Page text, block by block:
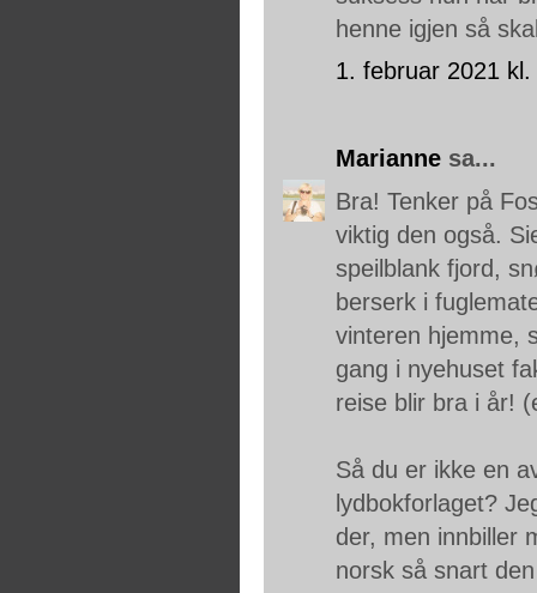
henne igjen så
1. februar 2021 kl.
Marianne sa...
Bra! Tenker på
viktig den også.
speilblank fjord,
berserk i
vinteren hjemme,
gang i nyehuset
reise blir bra i år!
Så du er ikke en
lydbokforlaget?
der, men innbiller
norsk så snart